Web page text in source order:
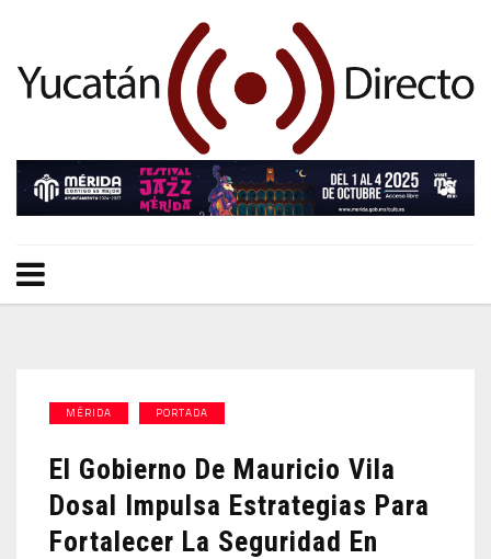
MÉRIDA PORTADA
El Gobierno De Mauricio Vila
Dosal Impulsa Estrategias Para
Fortalecer La Seguridad En